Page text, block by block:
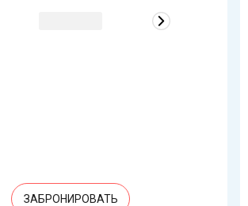
ЗАБРОНИРОВАТЬ